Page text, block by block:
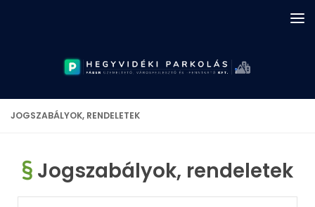
JOGSZABÁLYOK, RENDELETEK
Jogszabályok, rendeletek